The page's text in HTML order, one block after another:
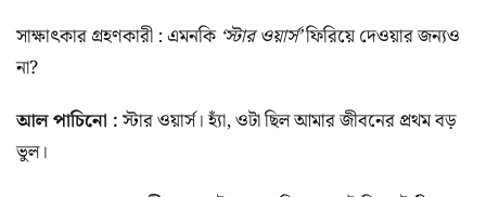
সাক্ষাৎকার গ্রহণকারী : এমনকি ‘স্টার ওয়ার্স’ফিরিয়ে দেওয়ার জন্যও
না?
আল পাচিনো :স্টার ওয়ার্স। হ্যাঁ, ওটা ছিল আমার জীবনের প্রথম বড়
ভুল।